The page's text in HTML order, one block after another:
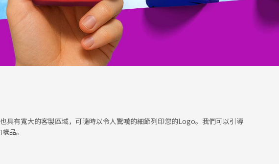
具有寬大的客製區域，可隨時以令人驚嘆的細節列印您的Logo。我們可以引導
品。